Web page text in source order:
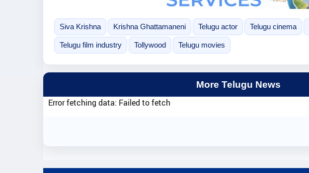
Siva Krishna Krishna Ghattamaneni Telugu actor Telugu cinema
Telugu film industry Tollywood Telugu movies
More Telugu News
Error fetching data: Failed to fetch